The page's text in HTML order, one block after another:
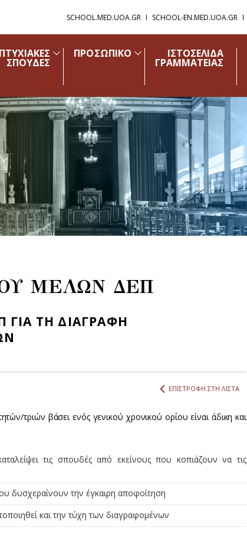
SCHOOL.MED.UOA.GR SCHOOL-EN.MED.UOA.GR
ΣΠΟΥΔΕΣ
ΠΡΟΣΩΠΙΚΟ ΙΣΤΟΣΕΛΙΔΑ
ΓΡΑΜΜΑΤΕΙΑΣ
ΜΕΛΩΝ ΔΕΠ
ΤΗ ΔΙΑΓΡΑΦΗ
ΕΠΙΣΤΡΟΦΗ ΣΤΗ ΛΙΣΤΑ
τριών βάσει ενός γενικού χρονικού ορίου είναι άδικη και
τις σπουδές από εκείνους που κοπιάζουν να τις
δυσχεραίνουν την έγκαιρη αποφοίτηση
και την τύχη των διαγραφομένων